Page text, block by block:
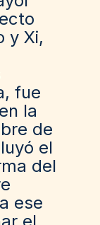
y Xi,
fue
la
de
el
del
ese